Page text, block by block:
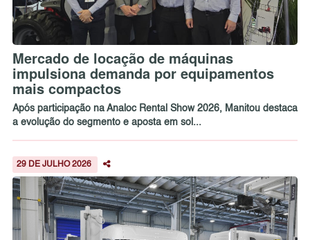
Mercado de locação de máquinas
impulsiona demanda por equipamentos
mais compactos
Após participação na Analoc Rental Show 2026, Manitou destaca
a evolução do segmento e aposta em sol...
29 DE JULHO 2026